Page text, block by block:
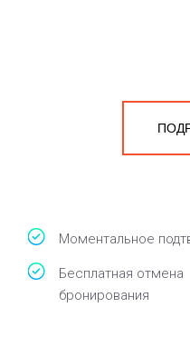
Моментальное
Бесплатная отмена
бронирования